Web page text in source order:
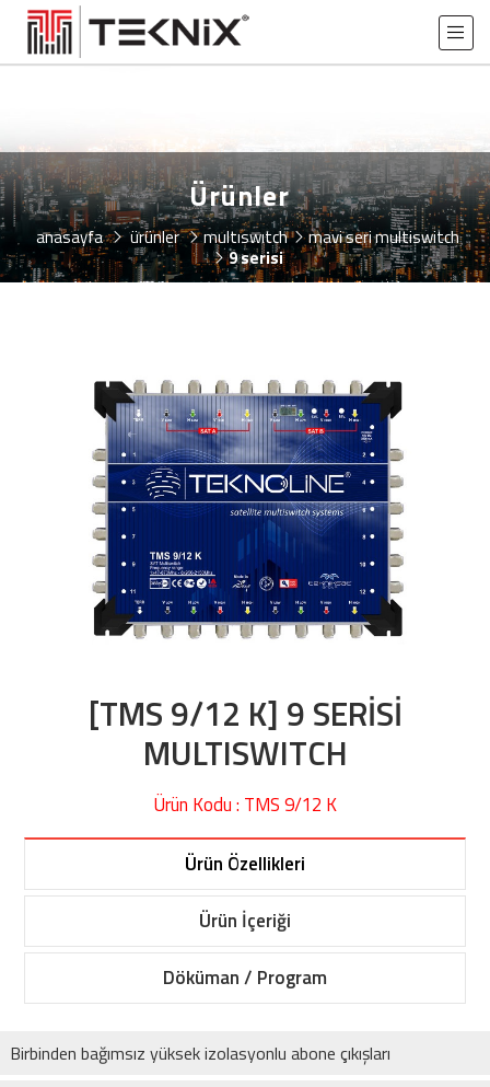
Ürünler
anasayfa ürünler multiswitch
mavi seri multiswitch
9 serisi
[TMS 9/12 K] 9 SERİSİ
MULTISWITCH
Ürün Kodu : TMS 9/12 K
Ürün Özellikleri
Ürün İçeriği
Döküman / Program
Birbinden bağımsız yüksek izolasyonlu abone çıkışları